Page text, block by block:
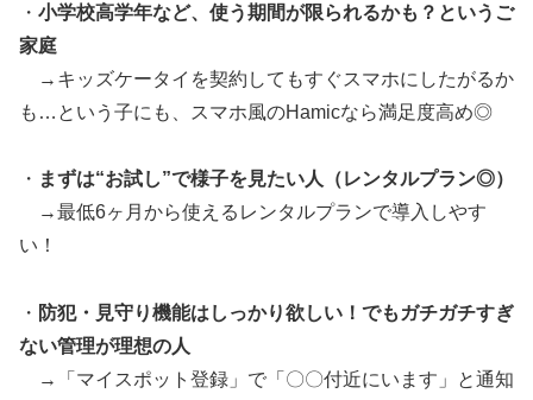
・ 小学校高学年など、使う期間が限られるかも？というご
家庭
→キッズケータイを契約してもすぐスマホにしたがるか
も…という子にも、スマホ風のHamicなら満足度高め◎
・ まずは“お試し”で様子を見たい人（レンタルプラン◎）
→最低6ヶ月から使えるレンタルプランで導入しやす
い！
・ 防犯・見守り機能はしっかり欲しい！でもガチガチすぎ
ない管理が理想の人
→「マイスポット登録」で「〇〇付近にいます」と通知